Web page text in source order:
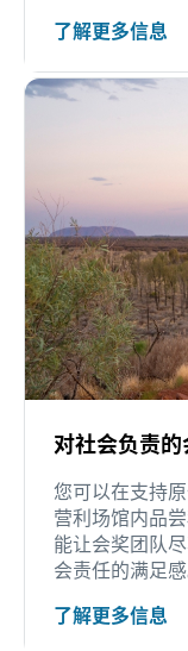
了解更多信息
对社会负责
您可以在支持
营利场馆内品
能让会奖团队
会责任的满足感
了解更多信息